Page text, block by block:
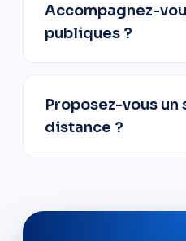
Accompagnez-
publiques ?
Proposez-vous
distance ?